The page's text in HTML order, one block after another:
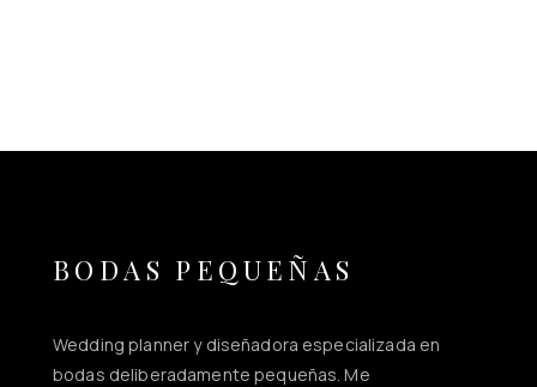
BODAS PEQUEÑAS
Wedding planner y diseñadora especializada en
bodas deliberadamente pequeñas. Me